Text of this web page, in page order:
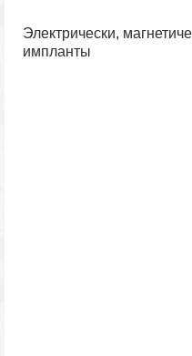
Электрически,
импланты